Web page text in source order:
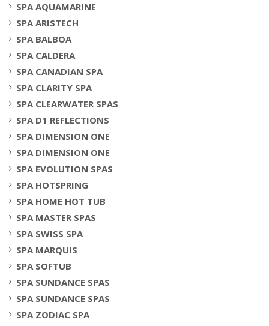
SPA AQUAMARINE
SPA ARISTECH
SPA BALBOA
SPA CALDERA
SPA CANADIAN SPA
SPA CLARITY SPA
SPA CLEARWATER SPAS
SPA D1 REFLECTIONS
SPA DIMENSION ONE
SPA DIMENSION ONE
SPA EVOLUTION SPAS
SPA HOTSPRING
SPA HOME HOT TUB
SPA MASTER SPAS
SPA SWISS SPA
SPA MARQUIS
SPA SOFTUB
SPA SUNDANCE SPAS
SPA SUNDANCE SPAS
SPA ZODIAC SPA